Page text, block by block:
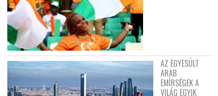
AZ EGYESÜLT
ARAB
EMÍRSÉGEK A
VILÁG EGYIK